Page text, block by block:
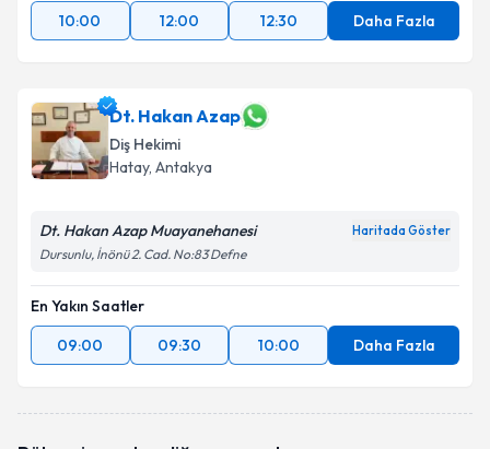
10:00
12:00 12:30 Daha Fazla
Dt. Hakan Azap
Diş Hekimi
Hatay, Antakya
Dt. Hakan Azap Muayanehanesi Haritada Göster
Dursunlu, İnönü 2. Cad. No:83 Defne
En Yakın Saatler
09:00
09:30 10:00 Daha Fazla